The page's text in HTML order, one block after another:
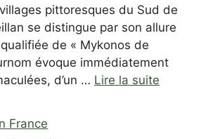
pittoresques du Sud de
se distingue par son allure
de « Mykonos de
évoque immédiatement
d’un … Lire la suite
France